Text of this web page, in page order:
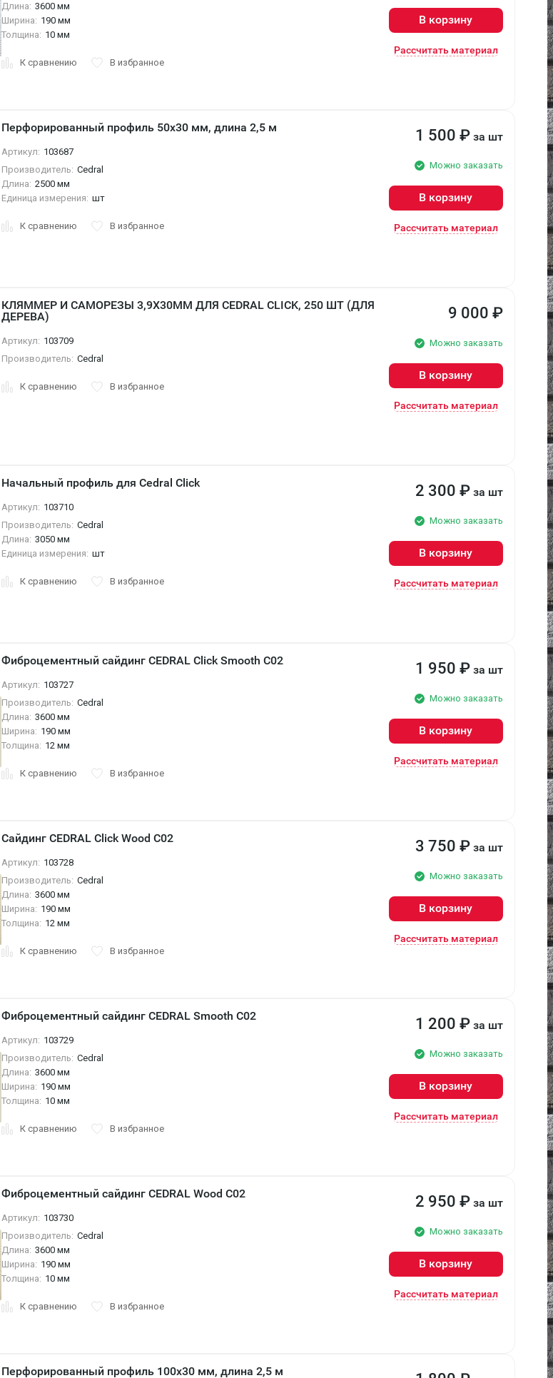
Длина: 3600 мм
Ширина: 190 мм
Толщина: 10 мм
К сравнению В избранное
В корзину
Рассчитать материал
Перфорированный профиль 50х30 мм, длина 2,5 м
Артикул: 103687
Производитель: Cedral
Длина: 2500 мм
Единица измерения: шт
К сравнению В избранное
1 500 ₽ за шт
Можно заказать
В корзину
Рассчитать материал
КЛЯММЕР И САМОРЕЗЫ 3,9Х30ММ ДЛЯ CEDRAL CLICK, 250 ШТ (ДЛЯ
ДЕРЕВА)
Артикул: 103709
Производитель: Cedral
К сравнению В избранное
9 000 ₽
Можно заказать
В корзину
Рассчитать материал
Начальный профиль для Cedral Click
Артикул: 103710
Производитель: Cedral
Длина: 3050 мм
Единица измерения: шт
К сравнению В избранное
2 300 ₽ за шт
Можно заказать
В корзину
Рассчитать материал
Фиброцементный сайдинг CEDRAL Click Smooth С02
Артикул: 103727
Производитель: Cedral
Длина: 3600 мм
Ширина: 190 мм
Толщина: 12 мм
К сравнению В избранное
1 950 ₽ за шт
Можно заказать
В корзину
Рассчитать материал
Сайдинг CEDRAL Click Wood C02
Артикул: 103728
Производитель: Cedral
Длина: 3600 мм
Ширина: 190 мм
Толщина: 12 мм
К сравнению В избранное
3 750 ₽ за шт
Можно заказать
В корзину
Рассчитать материал
Фиброцементный сайдинг CEDRAL Smooth С02
Артикул: 103729
Производитель: Cedral
Длина: 3600 мм
Ширина: 190 мм
Толщина: 10 мм
К сравнению В избранное
1 200 ₽ за шт
Можно заказать
В корзину
Рассчитать материал
Фиброцементный сайдинг CEDRAL Wood C02
Артикул: 103730
Производитель: Cedral
Длина: 3600 мм
Ширина: 190 мм
Толщина: 10 мм
К сравнению В избранное
2 950 ₽ за шт
Можно заказать
В корзину
Рассчитать материал
Перфорированный профиль 100x30 мм, длина 2,5 м